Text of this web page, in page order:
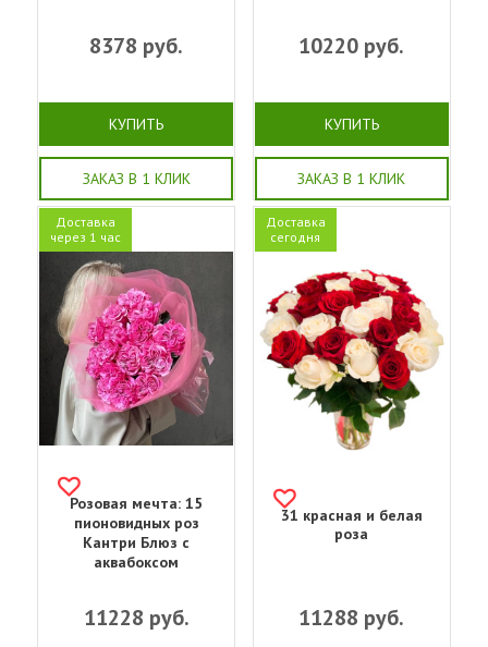
8378 руб.
КУПИТЬ
ЗАКАЗ В 1 КЛИК
10220 руб.
КУПИТЬ
ЗАКАЗ В 1 КЛИК
Доставка
через 1 час
Розовая мечта: 15
пионовидных роз
Кантри Блюз с
аквабоксом
11228 руб.
Доставка
сегодня
31 красная и белая
роза
11288 руб.